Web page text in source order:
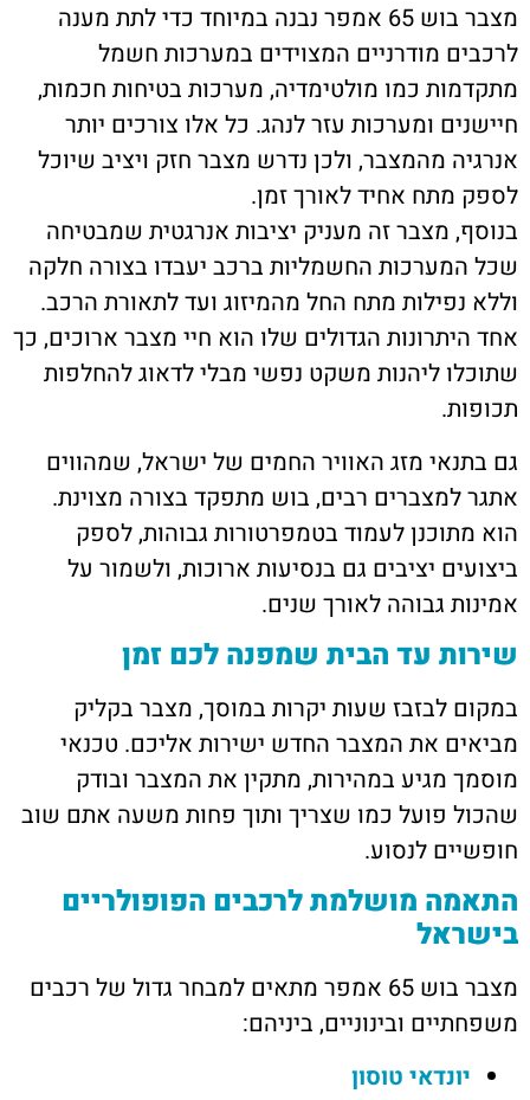
מצבר בוש 65 אמפר נבנה במיוחד כדי לתת מענה
לרכבים מודרניים המצוידים במערכות חשמל
מתקדמות כמו מולטימדיה, מערכות בטיחות חכמות,
חיישנים ומערכות עזר לנהג. כל אלו צורכים יותר
אנרגיה מהמצבר, ולכן נדרש מצבר חזק ויציב שיוכל
לספק מתח אחיד לאורך זמן.
בנוסף, מצבר זה מעניק יציבות אנרגטית שמבטיחה
שכל המערכות החשמליות ברכב יעבדו בצורה חלקה
וללא נפילות מתח החל מהמיזוג ועד לתאורת הרכב.
אחד היתרונות הגדולים שלו הוא חיי מצבר ארוכים, כך
שתוכלו ליהנות משקט נפשי מבלי לדאוג להחלפות
תכופות.
גם בתנאי מזג האוויר החמים של ישראל, שמהווים
אתגר למצברים רבים, בוש מתפקד בצורה מצוינת.
הוא מתוכנן לעמוד בטמפרטורות גבוהות, לספק
ביצועים יציבים גם בנסיעות ארוכות, ולשמור על
אמינות גבוהה לאורך שנים.
שירות עד הבית שמפנה לכם זמן
במקום לבזבז שעות יקרות במוסך, מצבר בקליק
מביאים את המצבר החדש ישירות אליכם. טכנאי
מוסמך מגיע במהירות, מתקין את המצבר ובודק
שהכול פועל כמו שצריך ותוך פחות משעה אתם שוב
חופשיים לנסוע.
התאמה מושלמת לרכבים הפופולריים
בישראל
מצבר בוש 65 אמפר מתאים למבחר גדול של רכבים
משפחתיים ובינוניים, ביניהם:
יונדאי טוסון